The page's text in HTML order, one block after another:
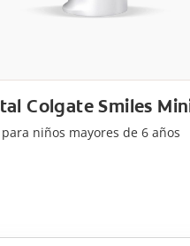
Colgate Smiles
niños mayores de 6 años